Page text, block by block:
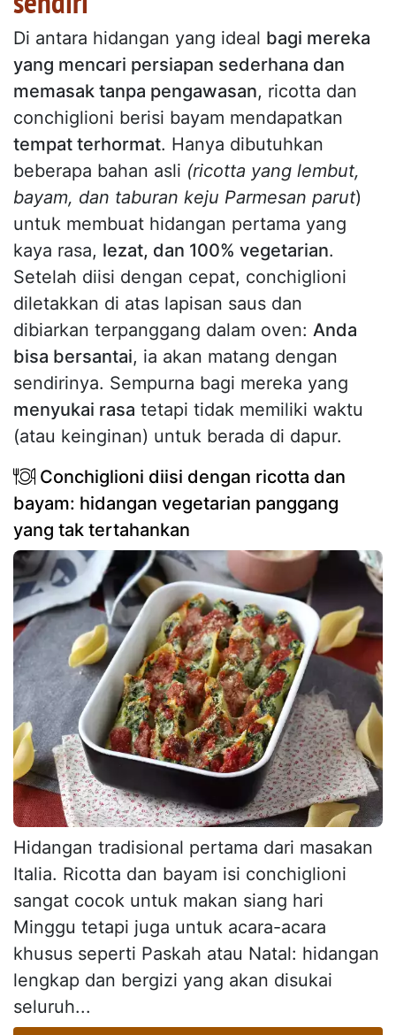
Di antara hidangan yang ideal bagi mereka
yang mencari persiapan sederhana dan
memasak tanpa pengawasan, ricotta dan
conchiglioni berisi bayam mendapatkan
tempat terhormat. Hanya dibutuhkan
beberapa bahan asli (ricotta yang lembut,
bayam, dan taburan keju Parmesan parut)
untuk membuat hidangan pertama yang
kaya rasa, lezat, dan 100% vegetarian.
Setelah diisi dengan cepat, conchiglioni
diletakkan di atas lapisan saus dan
dibiarkan terpanggang dalam oven: Anda
bisa bersantai, ia akan matang dengan
sendirinya. Sempurna bagi mereka yang
menyukai rasa tetapi tidak memiliki waktu
(atau keinginan) untuk berada di dapur.
Conchiglioni diisi dengan ricotta dan
bayam: hidangan vegetarian panggang
yang tak tertahankan
Hidangan tradisional pertama dari masakan
Italia. Ricotta dan bayam isi conchiglioni
sangat cocok untuk makan siang hari
Minggu tetapi juga untuk acara-acara
khusus seperti Paskah atau Natal: hidangan
lengkap dan bergizi yang akan disukai
seluruh...